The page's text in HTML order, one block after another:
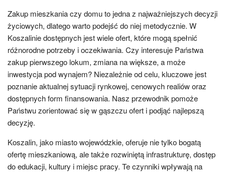
Zakup mieszkania czy domu to jedna z najważniejszych decyzji
życiowych, dlatego warto podejść do niej metodycznie. W
Koszalinie dostępnych jest wiele ofert, które mogą spełnić
różnorodne potrzeby i oczekiwania. Czy interesuje Państwa
zakup pierwszego lokum, zmiana na większe, a może
inwestycja pod wynajem? Niezależnie od celu, kluczowe jest
poznanie aktualnej sytuacji rynkowej, cenowych realiów oraz
dostępnych form finansowania. Nasz przewodnik pomoże
Państwu zorientować się w gąszczu ofert i podjąć najlepszą
decyzję.
Koszalin, jako miasto wojewódzkie, oferuje nie tylko bogatą
ofertę mieszkaniową, ale także rozwiniętą infrastrukturę, dostęp
do edukacji, kultury i miejsc pracy. Te czynniki wpływają na